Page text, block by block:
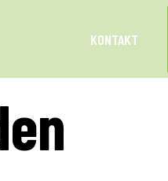
KONTAKT